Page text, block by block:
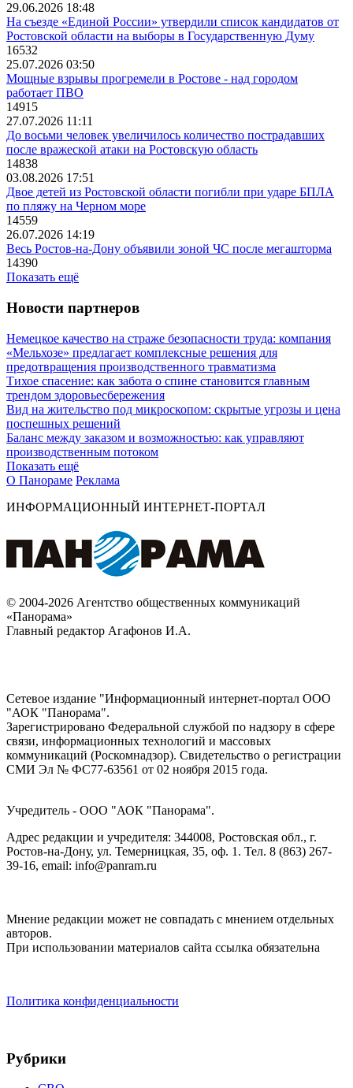
29.06.2026 18:48
На съезде «Единой России» утвердили список кандидатов от
Ростовской области на выборы в Государственную Думу
16532
25.07.2026 03:50
Мощные взрывы прогремели в Ростове - над городом
работает ПВО
14915
27.07.2026 11:11
До восьми человек увеличилось количество пострадавших
после вражеской атаки на Ростовскую область
14838
03.08.2026 17:51
Двое детей из Ростовской области погибли при ударе БПЛА
по пляжу на Черном море
14559
26.07.2026 14:19
Весь Ростов-на-Дону объявили зоной ЧС после мегашторма
14390
Показать ещё
Новости партнеров
Немецкое качество на страже безопасности труда: компания
«Мельхозе» предлагает комплексные решения для
предотвращения производственного травматизма
Тихое спасение: как забота о спине становится главным
трендом здоровьесбережения
Вид на жительство под микроскопом: скрытые угрозы и цена
поспешных решений
Баланс между заказом и возможностью: как управляют
производственным потоком
Показать ещё
О Панораме Реклама
ИНФОРМАЦИОННЫЙ ИНТЕРНЕТ-ПОРТАЛ
© 2004-2026 Агентство общественных коммуникаций
«Панорама»
Главный редактор Агафонов И.А.
Сетевое издание "Информационный интернет-портал ООО
"АОК "Панорама".
Зарегистрировано Федеральной службой по надзору в сфере
связи, информационных технологий и массовых
коммуникаций (Роскомнадзор). Cвидетельство о регистрации
СМИ Эл № ФС77-63561 от 02 ноября 2015 года.
Учредитель - ООО "АОК "Панорама".
Адрес редакции и учредителя: 344008, Ростовская обл., г.
Ростов-на-Дону, ул. Темерницкая, 35, оф. 1. Тел. 8 (863) 267-
39-16, email: info@panram.ru
Мнение редакции может не совпадать с мнением отдельных
авторов.
При использовании материалов сайта ссылка обязательна
Политика конфиденциальности
Рубрики